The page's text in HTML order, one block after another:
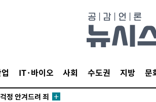
IT·바이오 사회 수도권 지방 문
정 안겨드려 죄